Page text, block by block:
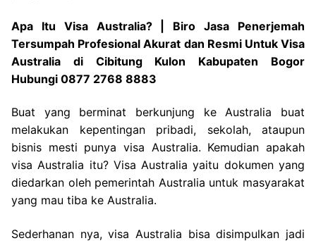
Apa Itu Visa Australia? | Biro Jasa Penerjemah
Tersumpah Profesional Akurat dan Resmi Untuk Visa
Australia di Cibitung Kulon Kabupaten Bogor
Hubungi 0877 2768 8883
Buat yang berminat berkunjung ke Australia buat
melakukan kepentingan pribadi, sekolah, ataupun
bisnis mesti punya visa Australia. Kemudian apakah
visa Australia itu? Visa Australia yaitu dokumen yang
diedarkan oleh pemerintah Australia untuk masyarakat
yang mau tiba ke Australia.
Sederhanan nya, visa Australia bisa disimpulkan jadi